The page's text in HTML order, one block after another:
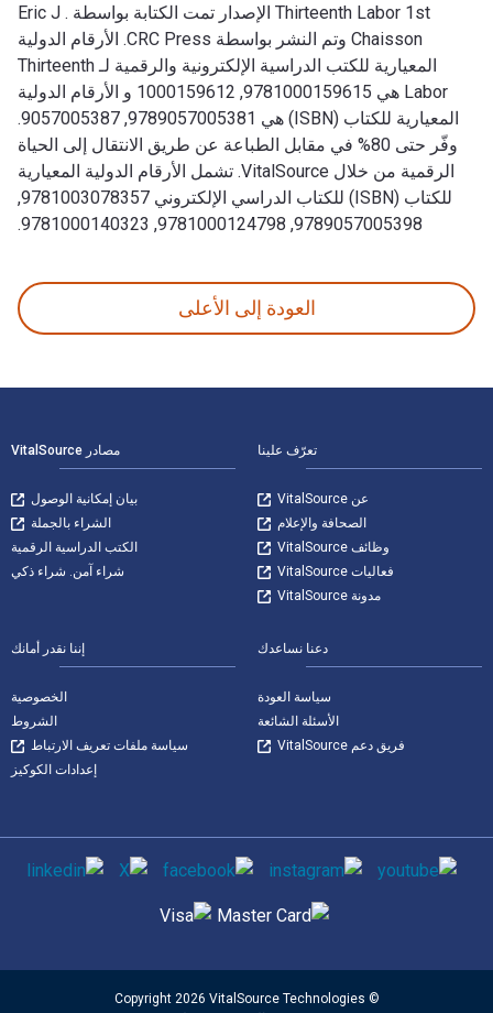
Thirteenth Labor 1st الإصدار تمت الكتابة بواسطة Eric J .
Chaisson وتم النشر بواسطة CRC Press. الأرقام الدولية
المعيارية للكتب الدراسية الإلكترونية والرقمية لـ Thirteenth
Labor هي 9781000159615, 1000159612 و الأرقام الدولية
المعيارية للكتاب (ISBN) هي 9789057005381, 9057005387.
وفّر حتى 80% في مقابل الطباعة عن طريق الانتقال إلى الحياة
الرقمية من خلال VitalSource. تشمل الأرقام الدولية المعيارية
للكتاب (ISBN) للكتاب الدراسي الإلكتروني 9781003078357,
9789057005398, 9781000124798, 9781000140323.
العودة إلى الأعلى
تعرّف علينا
عن VitalSource
الصحافة والإعلام
وظائف VitalSource
فعاليات VitalSource
مدونة VitalSource
مصادر VitalSource
بيان إمكانية الوصول
الشراء بالجملة
الكتب الدراسية الرقمية
شراء آمن. شراء ذكي
دعنا نساعدك
سياسة العودة
الأسئلة الشائعة
فريق دعم VitalSource
إننا نقدر أمانك
الخصوصية
الشروط
سياسة ملفات تعريف الارتباط
إعدادات الكوكيز
وسائل التواصل الاجتماعي
© Copyright 2026 VitalSource Technologies